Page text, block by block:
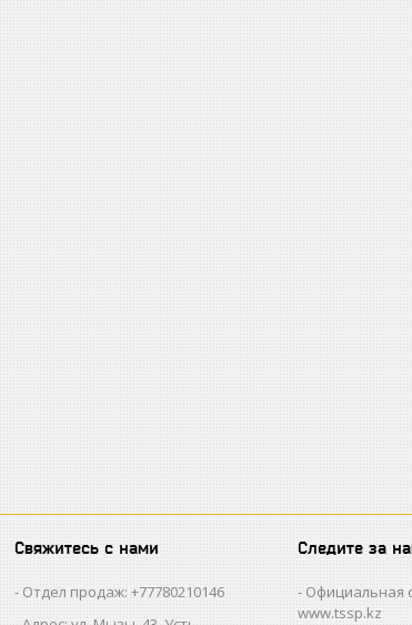
Свяжитесь с нами
Отдел продаж: +77780210146
Следите за
Официальная
www.tssp.kz